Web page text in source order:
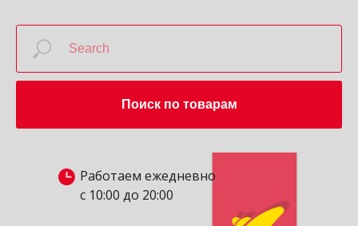
Поиск по товарам
Работаем ежедневно
с 10:00 до 20:00